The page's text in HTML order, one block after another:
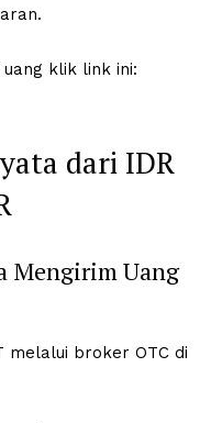
klik link ini:
dari IDR
Mengirim Uang
melalui broker OTC di